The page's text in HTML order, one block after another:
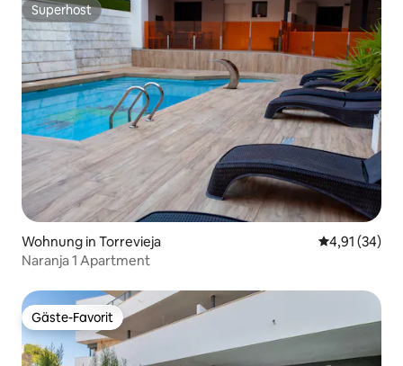
Superhost
Superhost
Wohnung in Torrevieja
4,91 (34)
Naranja 1 Apartment
Gäste-Favorit
Gäste-Favorit